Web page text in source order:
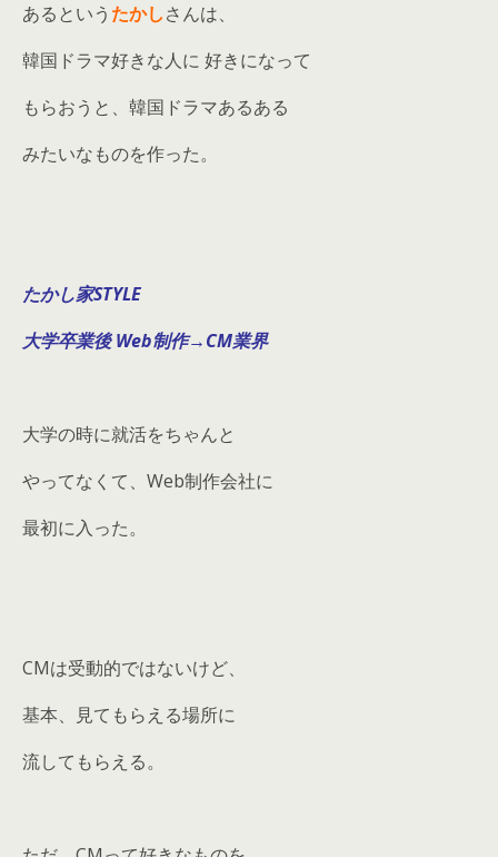
あるという たかしさんは、
韓国ドラマ好きな人に 好きになって
もらおうと、韓国ドラマあるある
みたいなものを作った。
たかし家STYLE
大学卒業後 Web制作→CM業界
大学の時に就活をちゃんと
やってなくて、Web制作会社に
最初に入った。
CMは受動的ではないけど、
基本、見てもらえる場所に
流してもらえる。